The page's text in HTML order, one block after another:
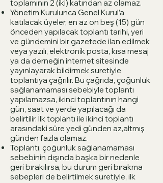
toplamının 2 (iki) katından az olamaz.
Yönetim Kurulunca Genel Kurul’a
katılacak üyeler, en az on beş (15) gün
önceden yapılacak toplantı tarihi, yeri
ve gündemini bir gazetede ilan edilmek
veya yazılı, elektronik posta, kısa mesaj
ya da derneğin internet sitesinde
yayınlayarak bildirmek suretiyle
toplantıya çağrılır. Bu çağrıda, çoğunluk
sağlanamaması sebebiyle toplantı
yapılamazsa, ikinci toplantının hangi
gün, saat ve yerde yapılacağı da
belirtilir. İlk toplantı ile ikinci toplantı
arasındaki süre yedi günden az,altmış
günden fazla olamaz.
Toplantı, çoğunluk sağlanamaması
sebebinin dışında başka bir nedenle
geri bırakılırsa, bu durum geri bırakma
sebepleri de belirtilmek suretiyle, ilk